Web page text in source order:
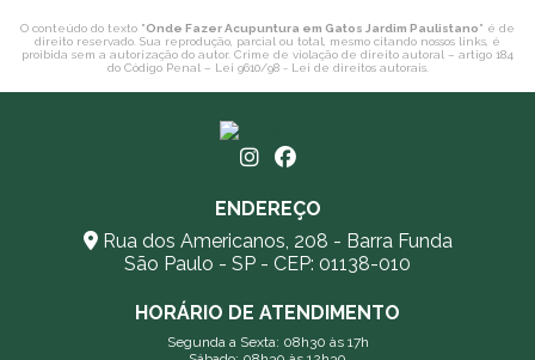
O conteúdo do texto "Onde Fazer Acupuntura em Gatos Jardim Paulistano" é de
direito reservado. Sua reprodução, parcial ou total, mesmo citando nossos links, é
proibida sem a autorização do autor. Crime de violação de direito autoral – artigo 184
do Código Penal – Lei 9610/98 - Lei de direitos autorais.
ENDEREÇO
Rua dos Americanos, 208 - Barra Funda
São Paulo - SP - CEP: 01138-010
HORÁRIO DE ATENDIMENTO
Segunda a Sexta: 08h30 às 17h